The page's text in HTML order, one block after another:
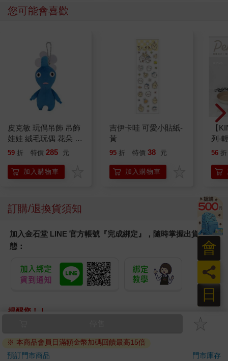
您可能會喜歡
皮克敏 玩偶吊飾 吊飾
娃娃 絨毛玩偶 花朵 葉
子 藍色皮克敏 紅色皮
Pikmin 任天堂 三英貿
易
59 折 特價 285 元
加入購物車
吉伊卡哇 可愛小貼紙-
黃
95 折 特價 38 元
加入購物車
【
列-
平
56 折
訂購/退換貨須知
加入金石堂 LINE 官方帳號『完成綁定』，隨時掌握出貨動
態：
提醒您！！
金石堂及銀行均不會請您操作ATM! 如接獲電話要求您前往
退換貨須知：
※ 本商品會員日滿額金幣加碼回饋最高15倍
預訂門市商品
門市庫存
日
員
會